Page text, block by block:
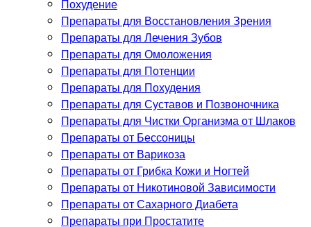
Похудение
Препараты для Восстановления Зрения
Препараты для Лечения Зубов
Препараты для Омоложения
Препараты для Потенции
Препараты для Похудения
Препараты для Суставов и Позвоночника
Препараты для Чистки Организма от Шлаков
Препараты от Бессоницы
Препараты от Варикоза
Препараты от Грибка Кожи и Ногтей
Препараты от Никотиновой Зависимости
Препараты от Сахарного Диабета
Препараты при Простатите